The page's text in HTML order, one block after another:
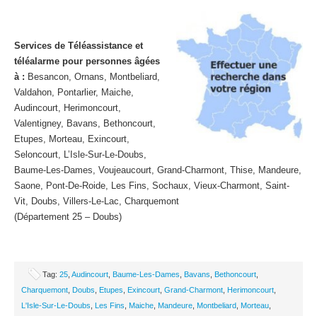
Services de Téléassistance et
téléalarme pour personnes âgées
à : Besancon, Ornans, Montbeliard,
Valdahon, Pontarlier, Maiche,
Audincourt, Herimoncourt,
Valentigney, Bavans, Bethoncourt,
Etupes, Morteau, Exincourt,
Seloncourt, L’Isle-Sur-Le-Doubs,
Baume-Les-Dames, Voujeaucourt, Grand-Charmont, Thise, Mandeure,
Saone, Pont-De-Roide, Les Fins, Sochaux, Vieux-Charmont, Saint-
Vit, Doubs, Villers-Le-Lac, Charquemont
(Département 25 – Doubs)
Tag: 25 Audincourt Baume-Les-Dames Bavans Bethoncourt
Charquemont Doubs Etupes Exincourt Grand-Charmont Herimoncourt
L'Isle-Sur-Le-Doubs
Les Fins Maiche Mandeure Montbeliard Morteau